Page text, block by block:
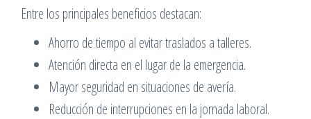
Entre los principales beneficios destacan:
Ahorro de tiempo al evitar traslados a talleres.
Atención directa en el lugar de la emergencia.
Mayor seguridad en situaciones de avería.
Reducción de interrupciones en la jornada laboral.